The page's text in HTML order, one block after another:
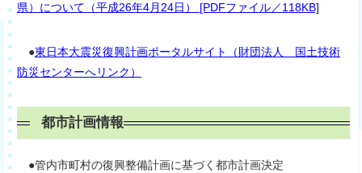
県）について（平成26年4月24日） [PDFファイル／118KB]
●東日本大震災復興計画ポータルサイト（財団法人 国土技術
防災センターへリンク）
都市計画情報
●管内市町村の復興整備計画に基づく都市計画決定